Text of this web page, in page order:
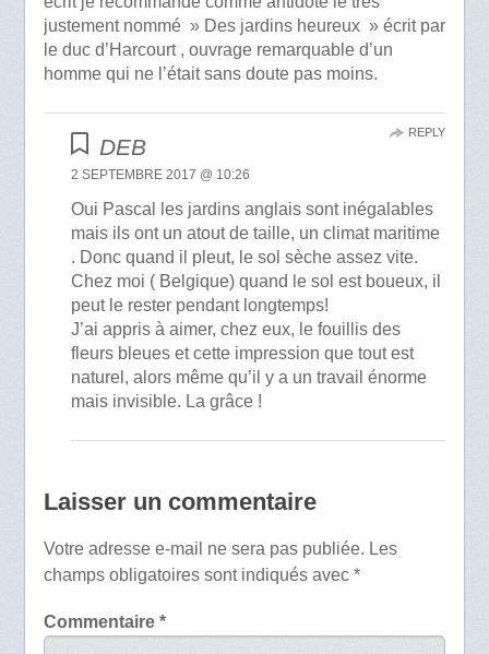
justement nommé » Des jardins heureux » écrit par
le duc d’Harcourt , ouvrage remarquable d’un
homme qui ne l’était sans doute pas moins.
DEB
2 SEPTEMBRE 2017 @ 10:26
Oui Pascal les jardins anglais sont inégalables
mais ils ont un atout de taille, un climat maritime
. Donc quand il pleut, le sol sèche assez vite.
Chez moi ( Belgique) quand le sol est boueux, il
peut le rester pendant longtemps!
J’ai appris à aimer, chez eux, le fouillis des
fleurs bleues et cette impression que tout est
naturel, alors même qu’il y a un travail énorme
mais invisible. La grâce !
REPLY
Laisser un commentaire
Votre adresse e-mail ne sera pas publiée. Les
champs obligatoires sont indiqués avec *
Commentaire *